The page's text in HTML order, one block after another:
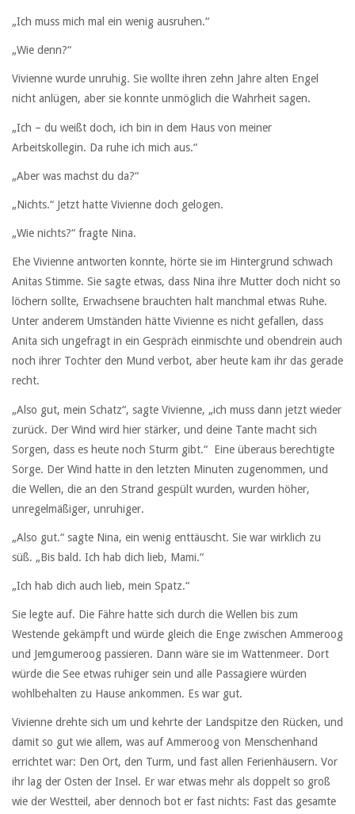
„Ich muss mich mal ein wenig ausruhen.“
„Wie denn?“
Vivienne wurde unruhig. Sie wollte ihren zehn Jahre alten Engel
nicht anlügen, aber sie konnte unmöglich die Wahrheit sagen.
„Ich – du weißt doch, ich bin in dem Haus von meiner
Arbeitskollegin. Da ruhe ich mich aus.“
„Aber was machst du da?“
„Nichts.“ Jetzt hatte Vivienne doch gelogen.
„Wie nichts?“ fragte Nina.
Ehe Vivienne antworten konnte, hörte sie im Hintergrund schwach
Anitas Stimme. Sie sagte etwas, dass Nina ihre Mutter doch nicht so
löchern sollte, Erwachsene brauchten halt manchmal etwas Ruhe.
Unter anderem Umständen hätte Vivienne es nicht gefallen, dass
Anita sich ungefragt in ein Gespräch einmischte und obendrein auch
noch ihrer Tochter den Mund verbot, aber heute kam ihr das gerade
recht.
„Also gut, mein Schatz“, sagte Vivienne, „ich muss dann jetzt wieder
zurück. Der Wind wird hier stärker, und deine Tante macht sich
Sorgen, dass es heute noch Sturm gibt.“ Eine überaus berechtigte
Sorge. Der Wind hatte in den letzten Minuten zugenommen, und
die Wellen, die an den Strand gespült wurden, wurden höher,
unregelmäßiger, unruhiger.
„Also gut.“ sagte Nina, ein wenig enttäuscht. Sie war wirklich zu
süß. „Bis bald. Ich hab dich lieb, Mami.“
„Ich hab dich auch lieb, mein Spatz.“
Sie legte auf. Die Fähre hatte sich durch die Wellen bis zum
Westende gekämpft und würde gleich die Enge zwischen Ammeroog
und Jemgumeroog passieren. Dann wäre sie im Wattenmeer. Dort
würde die See etwas ruhiger sein und alle Passagiere würden
wohlbehalten zu Hause ankommen. Es war gut.
Vivienne drehte sich um und kehrte der Landspitze den Rücken, und
damit so gut wie allem, was auf Ammeroog von Menschenhand
errichtet war: Den Ort, den Turm, und fast allen Ferienhäusern. Vor
ihr lag der Osten der Insel. Er war etwas mehr als doppelt so groß
wie der Westteil, aber dennoch bot er fast nichts: Fast das gesamte